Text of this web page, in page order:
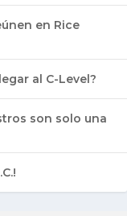
en Rice
al C-Level?
son solo una